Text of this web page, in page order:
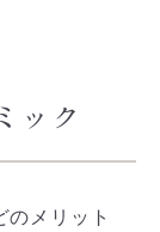
ック
のメリット